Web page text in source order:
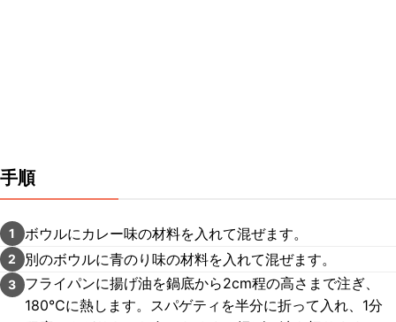
手順
1 ボウルにカレー味の材料を入れて混ぜます。
2 別のボウルに青のり味の材料を入れて混ぜます。
3
フライパンに揚げ油を鍋底から2cm程の高さまで注ぎ、
180℃に熱します。スパゲティを半分に折って入れ、1分